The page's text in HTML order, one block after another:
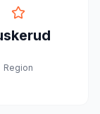
Region